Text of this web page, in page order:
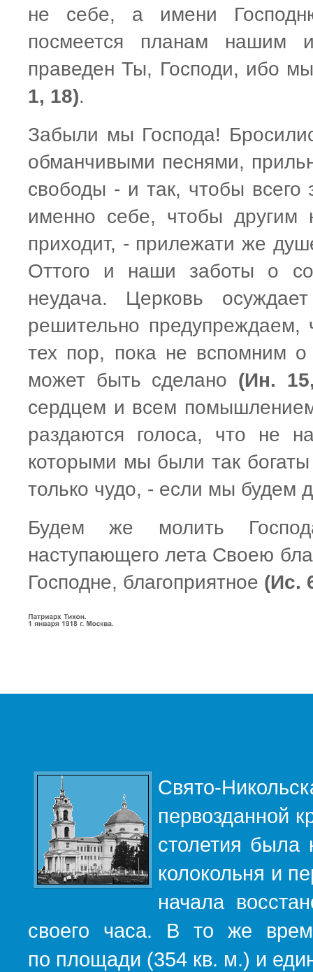
не себе, а имени
посмеется планам нашим
праведен Ты, Господи, ибо
1, 18).
Забыли мы Господа!
обманчивыми песнями,
свободы - и так, чтобы всего
именно себе, чтобы другим
приходит, - прилежати же
Оттого и наши заботы о
неудача. Церковь
решительно предупреждаем,
тех пор, пока не вспомним о
может быть сделано (Ин.
сердцем и всем
раздаются голоса, что не
которыми мы были так
только чудо, - если мы будем
Будем же молить
наступающего лета Своею
Господне, благоприятное (Ис.
Свято-
первозданной
столетия была
колокольня и
начала
своего часа. В то же
по площади (354 кв. м.) и